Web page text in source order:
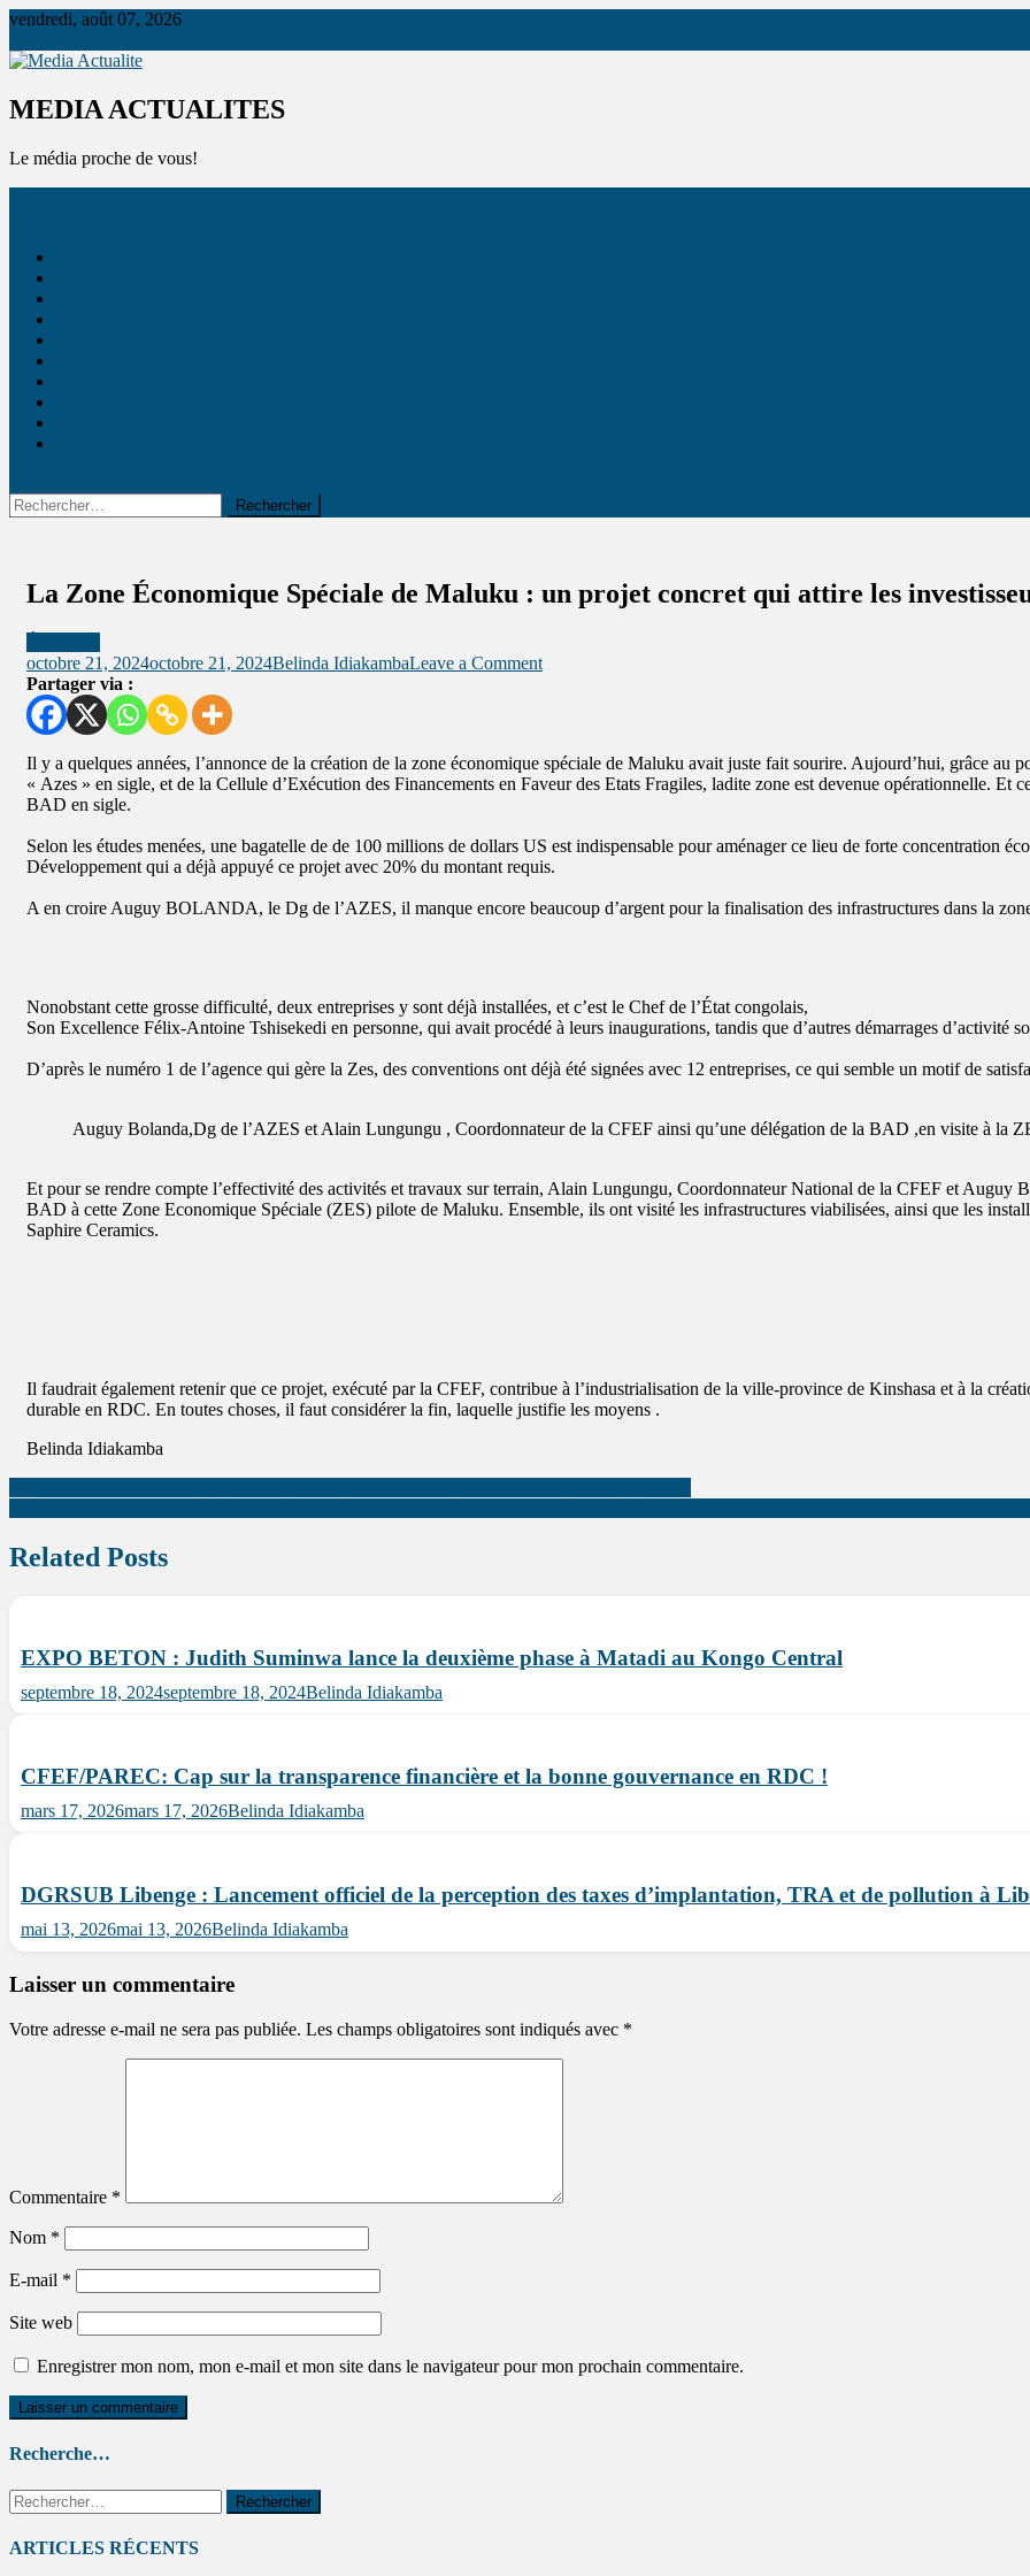
vendredi, août 07, 2026
Media Actualite
MEDIA ACTUALITES
Le média proche de vous!
La Zone Économique Spéciale de Maluku : un projet concret qui attire les
octobre 21, 2024octobre 21, 2024Belinda IdiakambaLeave a Comment
Partager via :
Il y a quelques années, l’annonce de la création de la zone économique spéciale de Maluku avait juste fait sourire. Aujourd’hui, grâce au
« Azes » en sigle, et de la Cellule d’Exécution des Financements en Faveur des Etats Fragiles, ladite zone est devenue opérationnelle.
BAD en sigle.
Selon les études menées, une bagatelle de de 100 millions de dollars US est indispensable pour aménager ce lieu de forte concentration
Développement qui a déjà appuyé ce projet avec 20% du montant requis.
A en croire Auguy BOLANDA, le Dg de l’AZES, il manque encore beaucoup d’argent pour la finalisation des infrastructures dans la
Nonobstant cette grosse difficulté, deux entreprises y sont déjà installées, et c’est le Chef de l’État congolais,
Son Excellence Félix-Antoine Tshisekedi en personne, qui avait procédé à leurs inaugurations, tandis que d’autres démarrages d’activité
D’après le numéro 1 de l’agence qui gère la Zes, des conventions ont déjà été signées avec 12 entreprises, ce qui semble un motif de
Auguy Bolanda,Dg de l’AZES et Alain Lungungu , Coordonnateur de la CFEF ainsi qu’une délégation de la BAD ,en visite à la
Et pour se rendre compte l’effectivité des activités et travaux sur terrain, Alain Lungungu, Coordonnateur National de la CFEF et Auguy
BAD à cette Zone Economique Spéciale (ZES) pilote de Maluku. Ensemble, ils ont visité les infrastructures viabilisées, ainsi que les
Saphire Ceramics.
Il faudrait également retenir que ce projet, exécuté par la CFEF, contribue à l’industrialisation de la ville-province de Kinshasa et à la
durable en RDC. En toutes choses, il faut considérer la fin, laquelle justifie les moyens .
Belinda Idiakamba
Related Posts
EXPO BETON : Judith Suminwa lance la deuxième phase à Matadi au Kongo Central
septembre 18, 2024septembre 18, 2024Belinda Idiakamba
CFEF/PAREC: Cap sur la transparence financière et la bonne gouvernance en RDC !
mars 17, 2026mars 17, 2026Belinda Idiakamba
DGRSUB Libenge : Lancement officiel de la perception des taxes d’implantation, TRA et de pollution à
mai 13, 2026mai 13, 2026Belinda Idiakamba
Laisser un commentaire
Votre adresse e-mail ne sera pas publiée. Les champs obligatoires sont indiqués avec *
Commentaire *
Nom *
E-mail *
Site web
Enregistrer mon nom, mon e-mail et mon site dans le navigateur pour mon prochain commentaire.
Recherche…
ARTICLES RÉCENTS